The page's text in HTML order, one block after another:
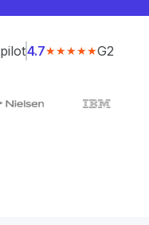
4.7★★★★★G2